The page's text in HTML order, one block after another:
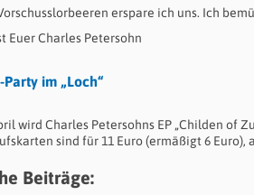
erspare ich uns. Ich
Euer Charles Petersohn
Party im „Loch“
wird Charles Petersohns EP „Childen of
sind für 11 Euro (ermäßigt 6
Beiträge: